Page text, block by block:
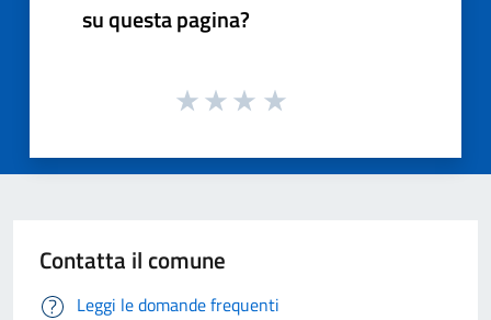
su questa pagina?
Contatta il comune
Leggi le domande frequenti